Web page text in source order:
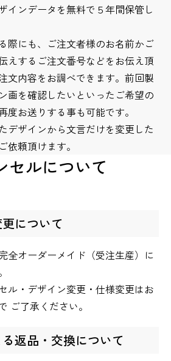
インデータを無料で５年間保管し
際にも、ご注文者様のお名前かご
えするご注文番号などをお伝え頂
文内容をお調べできます。前回製
画を確認したいといったご希望の
度お送りする事も可能です。
デザインから文言だけを変更した
依頼頂けます。
セルについて
について
全オーダーメイド（受注生産）に
ル・デザイン変更・仕様変更はお
ご了承ください。
返品・交換について